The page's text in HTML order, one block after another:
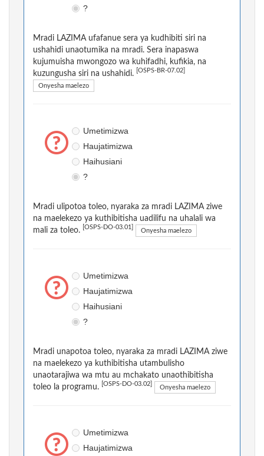
?
Mradi LAZIMA ufafanue sera ya kudhibiti siri na
ushahidi unaotumika na mradi. Sera inapaswa
kujumuisha mwongozo wa kuhifadhi, kufikia, na
kuzungusha siri na ushahidi.
[OSPS-BR-07.02]
Onyesha maelezo
Umetimizwa
Haujatimizwa
Haihusiani
?
Mradi ulipotoa toleo, nyaraka za mradi LAZIMA ziwe
na maelekezo ya kuthibitisha uadilifu na uhalali wa
mali za toleo.
[OSPS-DO-03.01] Onyesha maelezo
Umetimizwa
Haujatimizwa
Haihusiani
?
Mradi unapotoa toleo, nyaraka za mradi LAZIMA ziwe
na maelekezo ya kuthibitisha utambulisho
unaotarajiwa wa mtu au mchakato unaothibitisha
toleo la programu.
[OSPS-DO-03.02] Onyesha maelezo
Umetimizwa
Haujatimizwa